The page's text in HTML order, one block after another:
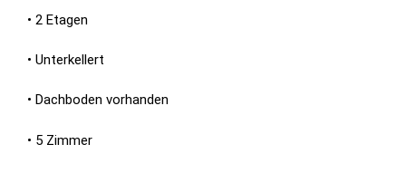
• 2 Etagen
• Unterkellert
• Dachboden vorhanden
• 5 Zimmer